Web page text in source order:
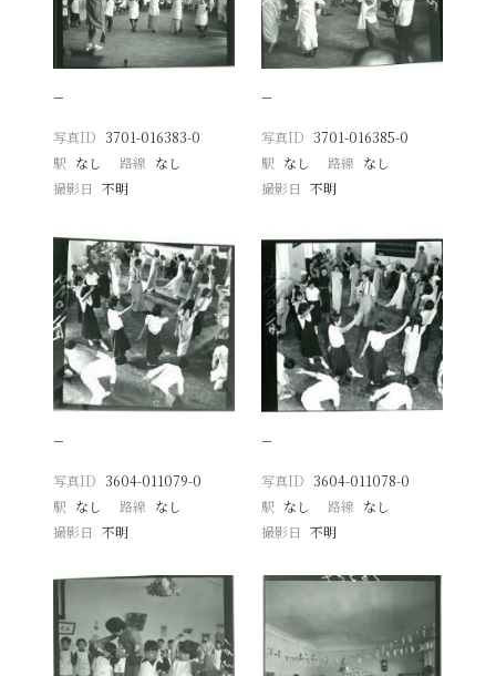
−
写真ID 3701-016383-0
駅 なし 路線 なし
撮影日
不明
−
写真ID 3701-016385-0
駅 なし 路線 なし
撮影日 不明
−
写真ID 3604-011079-0
駅 なし 路線 なし
撮影日
不明
−
写真ID 3604-011078-0
駅 なし 路線 なし
撮影日 不明